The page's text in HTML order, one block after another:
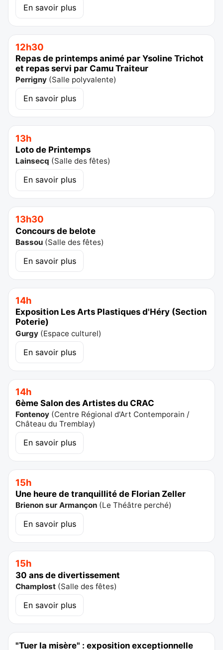
En savoir plus
12h30
Repas de printemps animé par Ysoline Trichot
et repas servi par Camu Traiteur
Perrigny (Salle polyvalente)
En savoir plus
13h
Loto de Printemps
Lainsecq (Salle des fêtes)
En savoir plus
13h30
Concours de belote
Bassou (Salle des fêtes)
En savoir plus
14h
Exposition Les Arts Plastiques d'Héry (Section
Poterie)
Gurgy (Espace culturel)
En savoir plus
14h
6ème Salon des Artistes du CRAC
Fontenoy (Centre Régional d'Art Contemporain /
Château du Tremblay)
En savoir plus
15h
Une heure de tranquillité de Florian Zeller
Brienon sur Armançon (Le Théâtre perché)
En savoir plus
15h
30 ans de divertissement
Champlost (Salle des fêtes)
En savoir plus
"Tuer la misère" : exposition exceptionnelle